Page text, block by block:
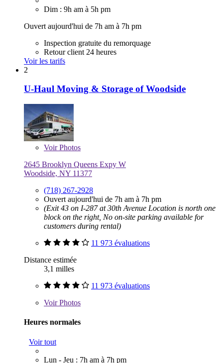
Dim : 9h am à 5h pm
Ouvert aujourd'hui de 7h am à 7h pm
Inspection gratuite du remorquage
Retour client 24 heures
Voir les tarifs
2
U-Haul Moving & Storage of Woodside
VoirPhotos
2645 Brooklyn Queens Expy W
Woodside, NY 11377
(718) 267-2928
Ouvert aujourd'hui de 7h am à 7h pm
(Exit 43 on I-287 at 30th Avenue Location is north one
block on the right, No on-site parking available for
customers during rental)
11 973 évaluations
Distance estimée
3,1 milles
11 973 évaluations
VoirPhotos
Heures normales
Voir tout
Lun - Jeu : 7h am à 7h pm